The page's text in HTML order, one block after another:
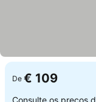
De € 109
Consulte os preços